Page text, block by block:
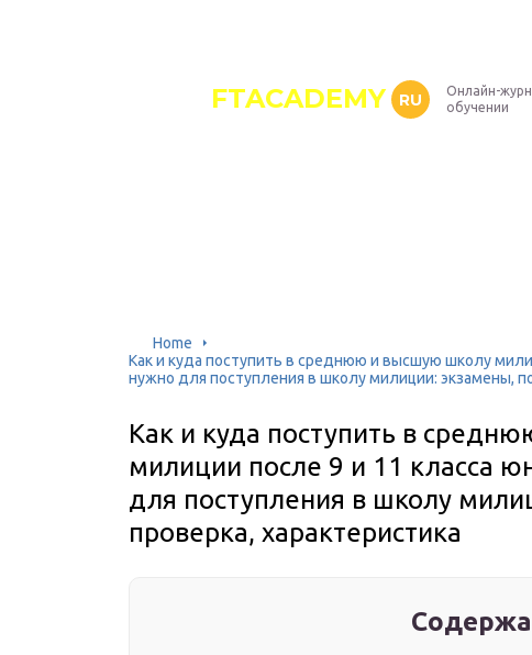
FTACADEMY RU
Онлайн-
обучении
Home
Как и куда поступить в среднюю и высшую школу
нужно для поступления в школу милиции: экзамены,
Как и куда поступить в
милиции после 9 и 11 класса
для поступления в школу
проверка, характеристика